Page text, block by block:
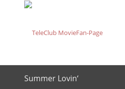
Summer Lovin‘